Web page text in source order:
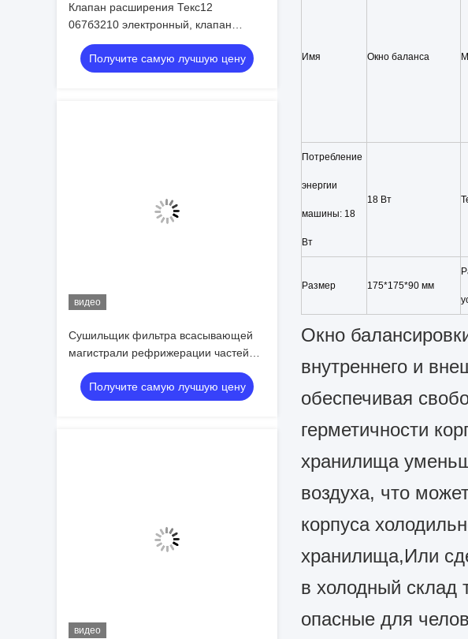
Клапан расширения Текс12
067б3210 электронный, клапан
расширения автоматического
кондиционера электронный
промышленный
Получите самую лучшую цену
видео
Сушильщик фильтра всасывающей
магистрали рефрижерации частей
холодильных установок EK309S
Получите самую лучшую цену
видео
Имя Окно баланса
Потребление
энергии
машины: 18
Вт
18 Вт
Размер 175*175*90 мм
Окно
внутреннего и
обеспечивая
герметичности
хранилища
воздуха, что
корпуса
хранилища,Или
в холодный
опасные для